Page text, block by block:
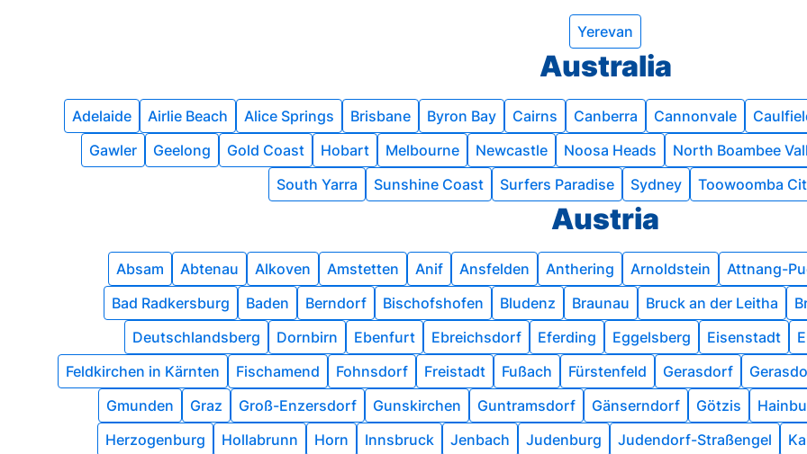
Yerevan
Australia
Adelaide Airlie Beach Alice Springs Brisbane Byron Bay Cairns Canberra Cannonvale
Gawler
Geelong Gold Coast Hobart Melbourne Newcastle Noosa Heads North Boambee
South Yarra
Sunshine Coast Surfers Paradise Sydney Toowoomba
Austria
Absam Abtenau Alkoven Amstetten Anif Ansfelden Anthering Arnoldstein Attnang-
Bad Radkersburg
Baden Berndorf Bischofshofen Bludenz Braunau Bruck an der Leitha
Deutschlandsberg
Dornbirn Ebenfurt Ebreichsdorf Eferding Eggelsberg Eisenstadt
Feldkirchen in Kärnten
Fischamend Fohnsdorf Freistadt Fußach Fürstenfeld Gerasdorf
Gmunden
Graz Groß-Enzersdorf Gunskirchen Guntramsdorf Gänserndorf Götzis
Herzogenburg
Hollabrunn Horn Innsbruck Jenbach Judenburg Judendorf-Straßengel